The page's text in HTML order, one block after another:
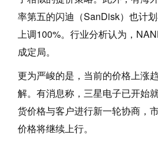
率第五的闪迪（SanDisk）也计
上调100%。行业分析认为，
成定局。
更为严峻的是，当前的价格上涨
解。有消息称，三星电子已开始
货价格与客户进行新一轮协商，
价格将继续上行。